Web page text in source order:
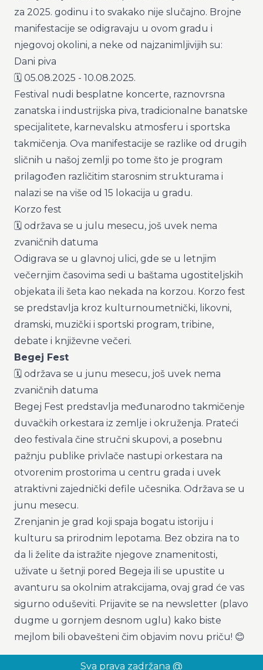
za 2025. godinu i to svakako nije slučajno. Brojne
manifestacije se odigravaju u ovom gradu i
njegovoj okolini, a neke od najzanimljivijih su:
Dani piva
🗓️ 05.08.2025 - 10.08.2025.
Festival nudi besplatne koncerte, raznovrsna
zanatska i industrijska piva, tradicionalne banatske
specijalitete, karnevalsku atmosferu i sportska
takmičenja. Ova manifestacije se razlike od drugih
sličnih u našoj zemlji po tome što je program
prilagođen različitim starosnim strukturama i
nalazi se na više od 15 lokacija u gradu.
Korzo fest
🗓️ održava se u julu mesecu, još uvek nema
zvaničnih datuma
Odigrava se u glavnoj ulici, gde se u letnjim
večernjim časovima sedi u baštama ugostiteljskih
objekata ili šeta kao nekada na korzou. Кorzo fest
se predstavlja kroz kulturnoumetnički, likovni,
dramski, muzički i sportski program, tribine,
debate i književne večeri.
Begej Fest
🗓️ održava se u junu mesecu, još uvek nema
zvaničnih datuma
Begej Fest predstavlja međunarodno takmičenje
duvačkih orkestara iz zemlje i okruženja. Prateći
deo festivala čine stručni skupovi, a posebnu
pažnju publike privlače nastupi orkestara na
otvorenim prostorima u centru grada i uvek
atraktivni zajednički defile učesnika. Održava se u
junu mesecu.
Zrenjanin je grad koji spaja bogatu istoriju i
kulturu sa prirodnim lepotama. Bez obzira na to
da li želite da istražite njegove znamenitosti,
uživate u šetnji pored Begeja ili se upustite u
avanturu sa okolnim atrakcijama, ovaj grad će vas
sigurno oduševiti. Prijavite se na newsletter (plavo
dugme u gornjem desnom uglu) kako biste
mejlom bili obavešteni čim objavim novu priču! 😊
Sva prava zadržana @